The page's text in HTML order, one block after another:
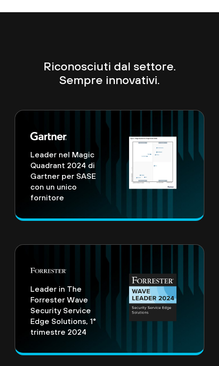
Riconosciuti dal settore.
Sempre innovativi.
Leader nel Magic
Quadrant 2024 di
Gartner per SASE
con un unico
fornitore
Leader in The
Forrester Wave
Security Service
Edge Solutions, 1°
trimestre 2024